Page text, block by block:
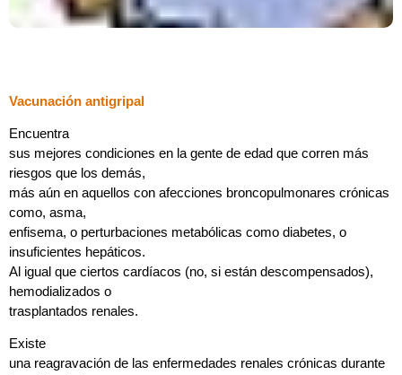
Vacunación antigripal
Encuentra
sus mejores condiciones en la gente de edad que corren más
riesgos que los demás,
más aún en aquellos con afecciones broncopulmonares crónicas
como, asma,
enfisema, o perturbaciones metabólicas como diabetes, o
insuficientes hepáticos.
Al igual que ciertos cardíacos (no, si están descompensados),
hemodializados o
trasplantados renales.
Existe
una reagravación de las enfermedades renales crónicas durante